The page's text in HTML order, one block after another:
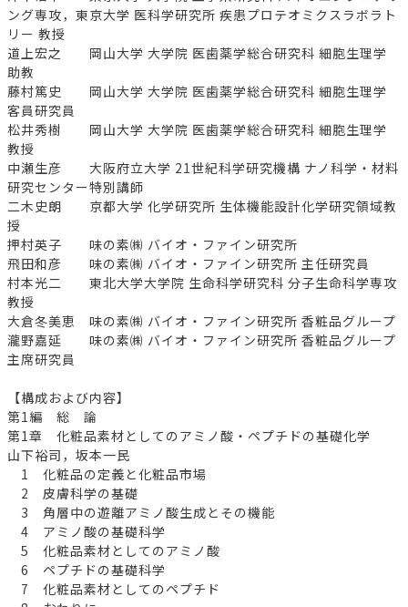
ング専攻，東京大学 医科学研究所 疾患プロテオミクスラボラト
リー 教授
道上宏之 岡山大学 大学院 医歯薬学総合研究科 細胞生理学
助教
藤村篤史 岡山大学 大学院 医歯薬学総合研究科 細胞生理学
客員研究員
松井秀樹 岡山大学 大学院 医歯薬学総合研究科 細胞生理学
教授
中瀬生彦 大阪府立大学 21世紀科学研究機構 ナノ科学・材料
研究センター特別講師
二木史朗 京都大学 化学研究所 生体機能設計化学研究領域教
授
押村英子 味の素㈱ バイオ・ファイン研究所
飛田和彦 味の素㈱ バイオ・ファイン研究所 主任研究員
村本光二 東北大学大学院 生命科学研究科 分子生命科学専攻
教授
大倉冬美恵 味の素㈱ バイオ・ファイン研究所 香粧品グループ
瀧野嘉延 味の素㈱ バイオ・ファイン研究所 香粧品グループ
主席研究員
【構成および内容】
第1編 総 論
第1章 化粧品素材としてのアミノ酸・ペプチドの基礎化学
山下裕司，坂本一民
1 化粧品の定義と化粧品市場
2 皮膚科学の基礎
3 角層中の遊離アミノ酸生成とその機能
4 アミノ酸の基礎科学
5 化粧品素材としてのアミノ酸
6 ペプチドの基礎科学
7 化粧品素材としてのペプチド